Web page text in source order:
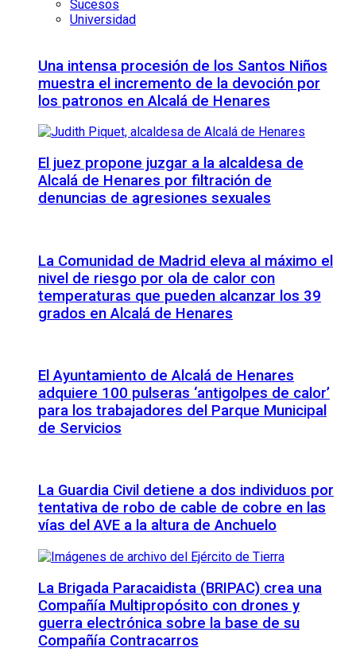
Sucesos
Universidad
Una intensa procesión de los Santos Niños
muestra el incremento de la devoción por
los patronos en Alcalá de Henares
El juez propone juzgar a la alcaldesa de
Alcalá de Henares por filtración de
denuncias de agresiones sexuales
La Comunidad de Madrid eleva al máximo el
nivel de riesgo por ola de calor con
temperaturas que pueden alcanzar los 39
grados en Alcalá de Henares
El Ayuntamiento de Alcalá de Henares
adquiere 100 pulseras ‘antigolpes de calor’
para los trabajadores del Parque Municipal
de Servicios
La Guardia Civil detiene a dos individuos por
tentativa de robo de cable de cobre en las
vías del AVE a la altura de Anchuelo
La Brigada Paracaidista (BRIPAC) crea una
Compañía Multipropósito con drones y
guerra electrónica sobre la base de su
Compañía Contracarros